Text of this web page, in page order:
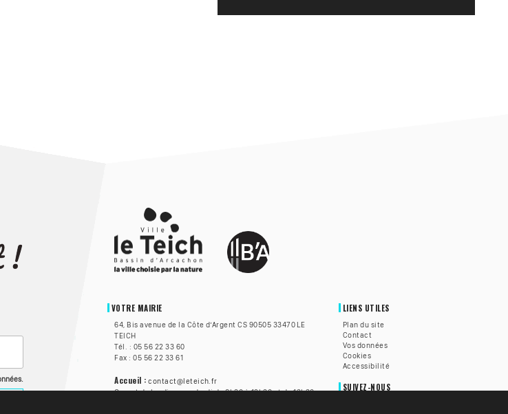
VOTRE MAIRIE
64, Bis avenue de la Côte d’Argent CS 90505 33470 LE
TEICH
Tél. : 05 56 22 33 60
Fax : 05 56 22 33 61
Accueil : contact@leteich.fr
Ouvert du lundi au vendredi de 8h30 à 12h30 et de 13h30
LIENS UTILES
Plan du site
Contact
Vos données
Cookies
Accessibilité
SUIVEZ-NOUS